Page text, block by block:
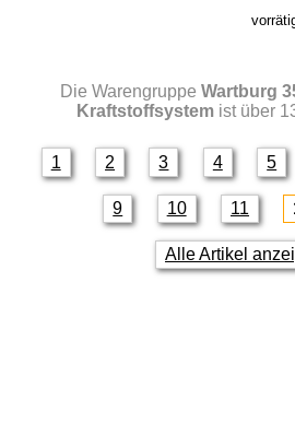
Die Warengruppe Wartburg
Kraftstoffsystemist über
1 2 3 4 5
9 10 11
Alle Artikel